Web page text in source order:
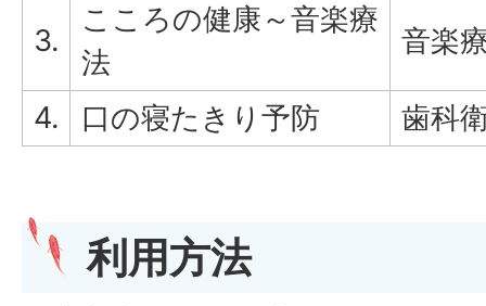
3.
こころの健康～音楽療
法
音楽
4. 口の寝たきり予防 歯科
利用方法